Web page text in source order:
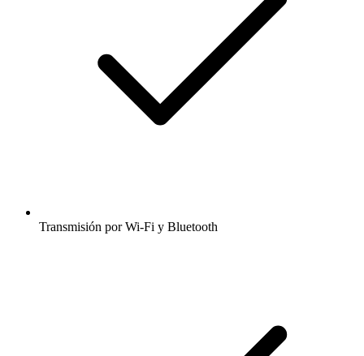
Transmisión por Wi-Fi y Bluetooth